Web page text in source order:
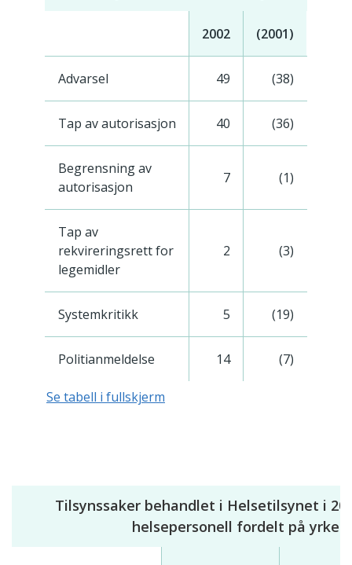
2002 (2001)
Advarsel 49 (38)
Tap av autorisasjon 40 (36)
Begrensning av
autorisasjon
7 (1)
Tap av
rekvireringsrett for
legemidler
2 (3)
Systemkritikk 5 (19)
Politianmeldelse 14 (7)
Se tabell i fullskjerm
Tilsynssaker behandlet i Helsetilsynet i
helsepersonell fordelt på